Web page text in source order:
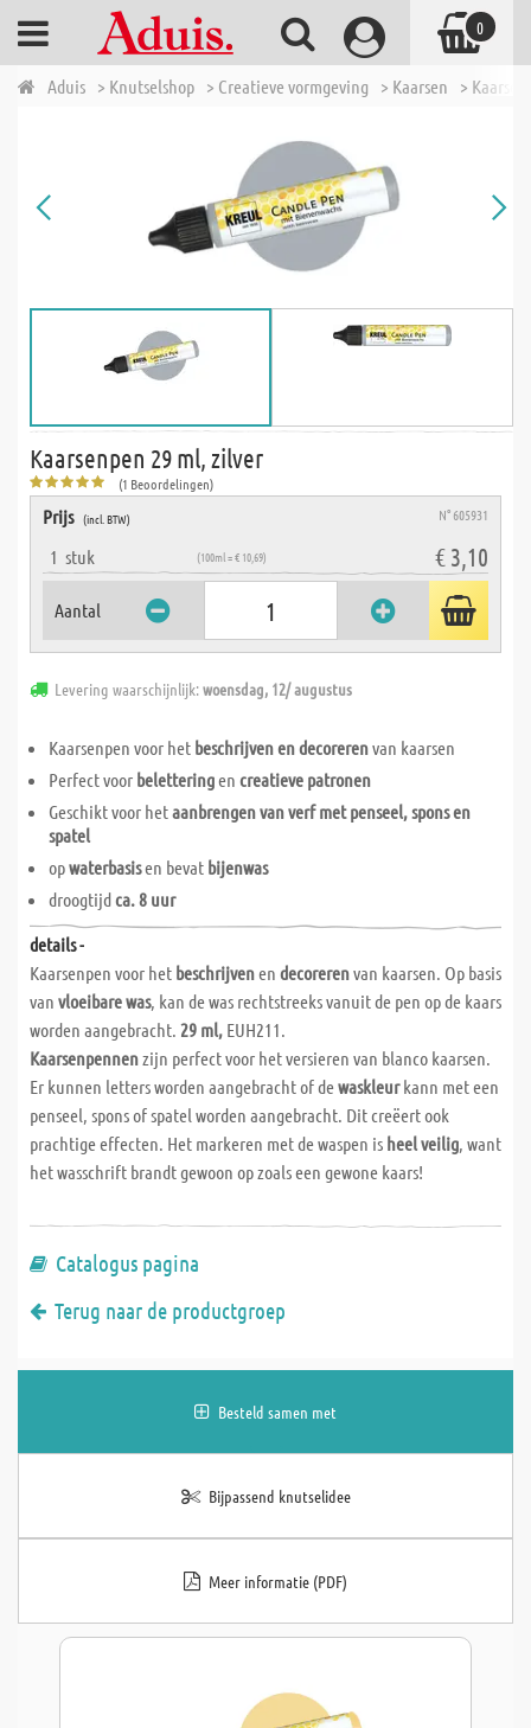
Aduis > Knutselshop > Creatieve vormgeving > Kaarsen >
Kaarsenpen 29 ml, zilver
(1 Beoordelingen)
Prijs (incl. BTW) N° 605931
1 stuk (100ml = € 10,69) € 3,10
Aantal
Levering waarschijnlijk:woensdag, 12/ augustus
Kaarsenpen voor het beschrijven en decorerenvan kaarsen
Perfect voor beletteringen creatieve patronen
Geschikt voor hetaanbrengen van verf met penseel, spons en
spatel
opwaterbasisen bevat bijenwas
droogtijdca. 8 uur
details -
Kaarsenpen voor het beschrijvenen decorerenvan kaarsen. Op basis
van vloeibare was, kan de was rechtstreeks vanuit de pen op de kaars
worden aangebracht. 29 ml, EUH211.
Kaarsenpennenzijn perfect voor het versieren van blanco kaarsen.
Er kunnen letters worden aangebracht of dewaskleurkann met een
penseel, spons of spatel worden aangebracht. Dit creëert ook
prachtige effecten. Het markeren met de waspen is heel veilig, want
het wasschrift brandt gewoon op zoals een gewone kaars!
Catalogus pagina
Terug naar de productgroep
Besteld samen met
Bijpassend knutselidee
Meer informatie (PDF)
0